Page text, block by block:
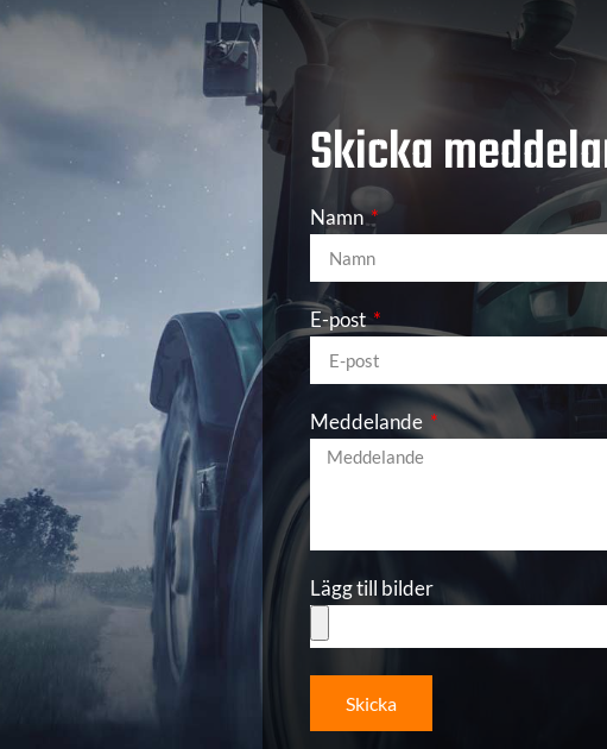
Skicka
Namn
E-post
Meddelande
Lägg till bilder
Skicka